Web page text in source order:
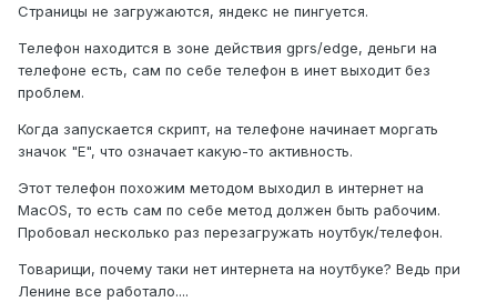
Страницы не загружаются, яндекс не пингуется.
Телефон находится в зоне действия gprs/edge, деньги на
телефоне есть, сам по себе телефон в инет выходит без
проблем.
Когда запускается скрипт, на телефоне начинает моргать
значок "Е", что означает какую-то активность.
Этот телефон похожим методом выходил в интернет на
MacOS, то есть сам по себе метод должен быть рабочим.
Пробовал несколько раз перезагружать ноутбук/телефон.
Товарищи, почему таки нет интернета на ноутбуке? Ведь при
Ленине все работало....